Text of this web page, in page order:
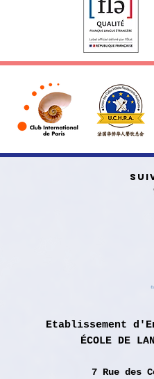
Etablissement
ÉCOLE DE
7 Rue des